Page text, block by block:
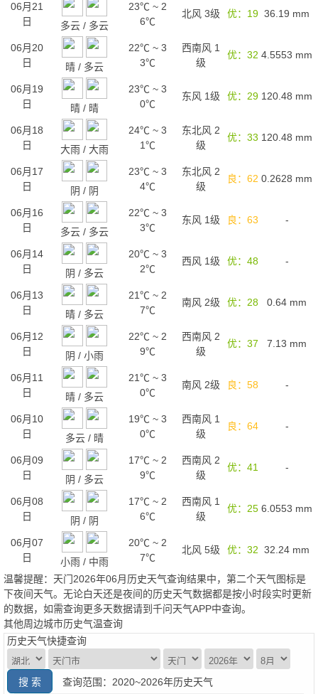
06月21
日
多云/ 多云
23℃ ~ 2
6℃
北风 3级 优：19 36.19 mm
06月20
日
晴/ 多云
22℃ ~ 3
3℃
西南风 1
级
优：32 4.5553 mm
06月19
日
晴/ 晴
23℃ ~ 3
0℃
东风 1级 优：29 120.48 mm
06月18
日
大雨/ 大雨
24℃ ~ 3
1℃
东北风 2
级
优：33 120.48 mm
06月17
日
阴 / 阴
23℃ ~ 3
4℃
东北风 2
级
良：62 0.2628 mm
06月16
日
多云/ 多云
22℃ ~ 3
3℃
东风 1级 良：63 -
06月14
日
阴 / 多云
20℃ ~ 3
2℃
西风 1级 优：48 -
06月13
日
晴/ 多云
21℃ ~ 2
7℃
南风 2级 优：28 0.64 mm
06月12
日
阴 / 小雨
22℃ ~ 2
9℃
西南风 2
级
优：37 7.13 mm
06月11
日
晴/ 多云
21℃ ~ 3
0℃
南风 2级 良：58 -
06月10
日
多云/ 晴
19℃ ~ 3
0℃
西南风 1
级
良：64 -
06月09
日
阴 / 多云
17℃ ~ 2
9℃
西南风 2
级
优：41 -
06月08
日
阴 / 阴
17℃ ~ 2
6℃
西南风 1
级
优：25 6.0553 mm
06月07
日
小雨/ 中雨
20℃ ~ 2
7℃
北风 5级 优：32 32.24 mm
温馨提醒：天门2026年06月历史天气查询结果中，第二个天气图标是
下夜间天气。无论白天还是夜间的历史天气数据都是按小时段实时更新
的数据，如需查询更多天数据请到千问天气APP中查询。
其他周边城市历史气温查询
历史天气快捷查询
查询范围：2020~2026年历史天气